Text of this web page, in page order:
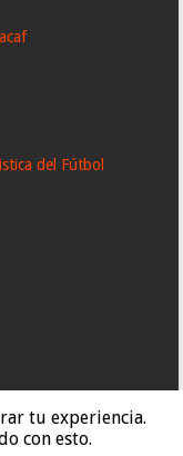
tu experiencia.
con esto.
del Fútbol